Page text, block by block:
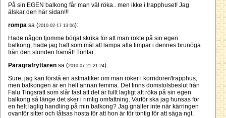
På sin EGEN balkong får man väl röka.. men ikke i trapphuset! Jag
älskar den här sidan!!!
rompa sa (2010-02-17 13:06):
Hade någon tjomme börjat skrika för att man rökte på sin egen
balkong, hade jag haft som mål att lämpa alla fimpar i dennes brunöga
från den stunden framåt! Töntar...
Paragrafryttaren sa (2010-07-21 21:24):
Sure, jag kan förstå en astmatiker om man röker i korridorer/trapphus,
men balkongen är en helt annan femma. Det finns domstolsbeslut från
Falu Tingsrätt som slår fast att det är fullt lagligt att röka på sin egen
balkong så länge det sker i rimlig omfattning. Varför ska jag hunsas för
en helt laglig handling på min balkong? Jag gnäller inte när kärringen
ovanför sitter och låtsas hosta för att hon är för töntig för att säga ngt.